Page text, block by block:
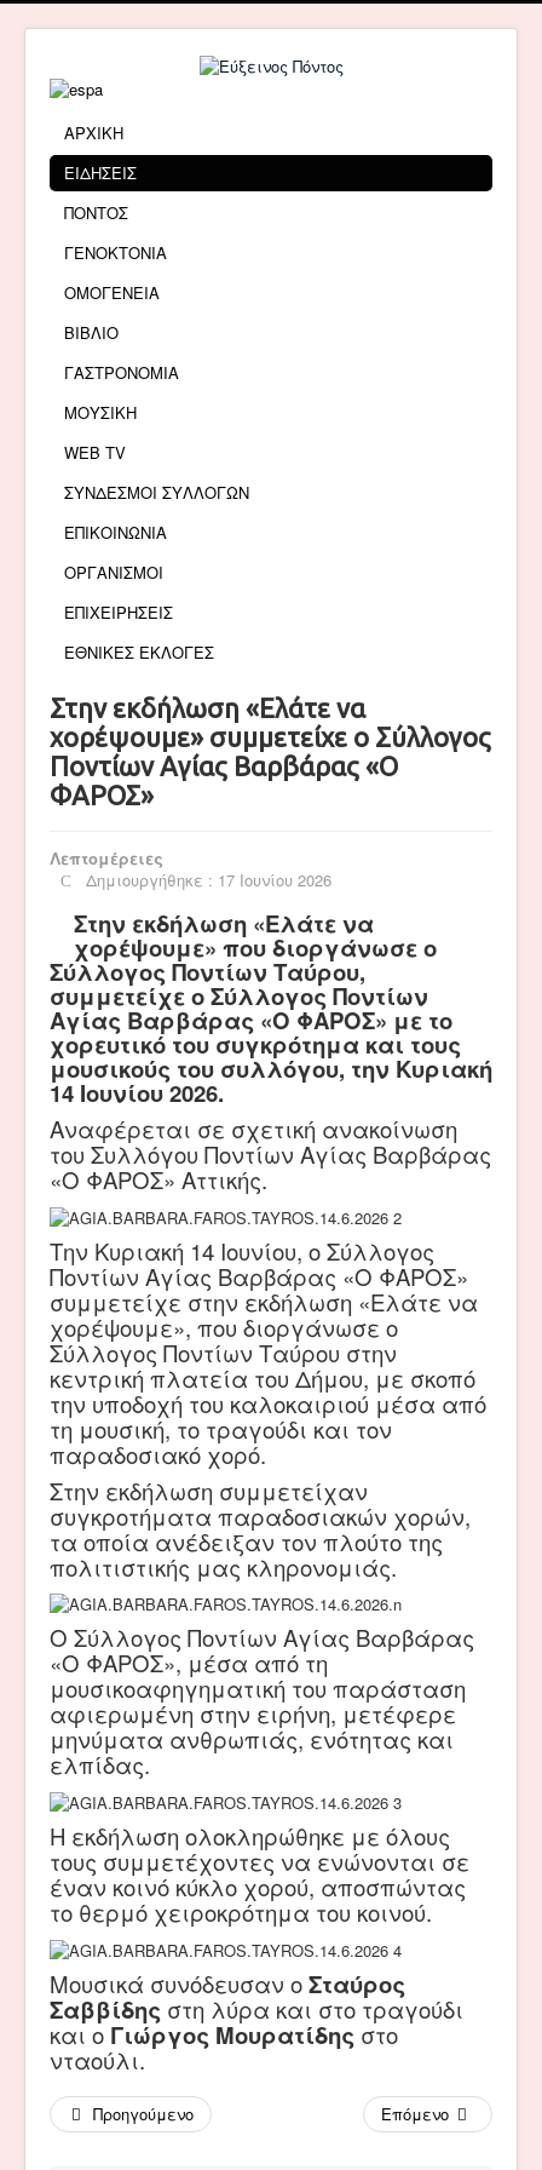
ΑΡΧΙΚΗ
ΕΙΔΗΣΕΙΣ
ΠΟΝΤΟΣ
ΓΕΝΟΚΤΟΝΙΑ
ΟΜΟΓΕΝΕΙΑ
ΒΙΒΛΙΟ
ΓΑΣΤΡΟΝΟΜΙΑ
ΜΟΥΣΙΚΗ
WEB TV
ΣΥΝΔΕΣΜΟΙ ΣΥΛΛΟΓΩΝ
ΕΠΙΚΟΙΝΩΝΙΑ
ΟΡΓΑΝΙΣΜΟΙ
ΕΠΙΧΕΙΡΗΣΕΙΣ
ΕΘΝΙΚΕΣ ΕΚΛΟΓΕΣ
Στην εκδήλωση «Ελάτε να
χορέψουμε» συμμετείχε ο Σύλλογος
Ποντίων Αγίας Βαρβάρας «Ο
ΦΑΡΟΣ»
Λεπτομέρειες
Δημιουργήθηκε : 17 Ιουνίου 2026
Στην εκδήλωση «Ελάτε να
χορέψουμε» που διοργάνωσε ο
Σύλλογος Ποντίων Ταύρου,
συμμετείχε ο Σύλλογος Ποντίων
Αγίας Βαρβάρας «Ο ΦΑΡΟΣ» με το
χορευτικό του συγκρότημα και τους
μουσικούς του συλλόγου, την Κυριακή
14 Ιουνίου 2026.
Αναφέρεται σε σχετική ανακοίνωση
του Συλλόγου Ποντίων Αγίας Βαρβάρας
«Ο ΦΑΡΟΣ» Αττικής.
Την Κυριακή 14 Ιουνίου, ο Σύλλογος
Ποντίων Αγίας Βαρβάρας «Ο ΦΑΡΟΣ»
συμμετείχε στην εκδήλωση «Ελάτε να
χορέψουμε», που διοργάνωσε ο
Σύλλογος Ποντίων Ταύρου στην
κεντρική πλατεία του Δήμου, με σκοπό
την υποδοχή του καλοκαιριού μέσα από
τη μουσική, το τραγούδι και τον
παραδοσιακό χορό.
Στην εκδήλωση συμμετείχαν
συγκροτήματα παραδοσιακών χορών,
τα οποία ανέδειξαν τον πλούτο της
πολιτιστικής μας κληρονομιάς.
Ο Σύλλογος Ποντίων Αγίας Βαρβάρας
«Ο ΦΑΡΟΣ», μέσα από τη
μουσικοαφηγηματική του παράσταση
αφιερωμένη στην ειρήνη, μετέφερε
μηνύματα ανθρωπιάς, ενότητας και
ελπίδας.
Η εκδήλωση ολοκληρώθηκε με όλους
τους συμμετέχοντες να ενώνονται σε
έναν κοινό κύκλο χορού, αποσπώντας
το θερμό χειροκρότημα του κοινού.
Μουσικά συνόδευσαν οΣταύρος
Σαββίδης στη λύρα και στο τραγούδι
και ο Γιώργος Μουρατίδης στο
νταούλι.
Προηγούμενο Επόμενο